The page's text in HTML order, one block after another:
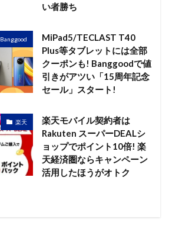
い者勝ち
Banggood
MiPad5/TECLAST T40
Plus等タブレットには全部
クーポンも! Banggoodで値
引きがアツい「15周年記念
セール」スタート!
楽天
楽天モバイル契約者は
Rakuten スーパーDEALシ
ョップでポイント10倍! 楽
天経済圏ならキャンペーン
活用したほうがオトク